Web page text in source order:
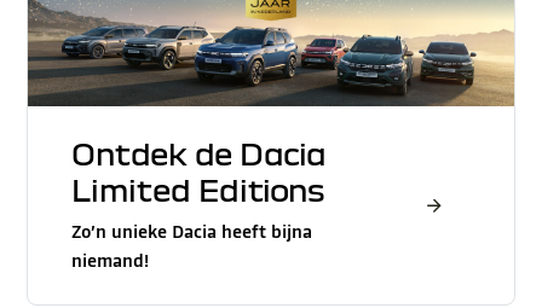
Ontdek de Dacia
Limited Editions
Zo’n unieke Dacia heeft bijna
niemand!